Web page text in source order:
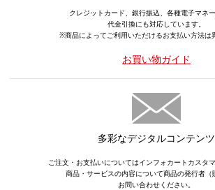
クレジットカード、銀行振込、各種電子マネー
代金引換にも対応しています。
※商品によってご利用いただけるお支払い方法は
お買い物ガイド
多彩なデジタルコンテンツ
ご注文・お支払いについてはインフォカートカスタ
商品・サービスの内容について商品の発行者（
お問い合わせください。